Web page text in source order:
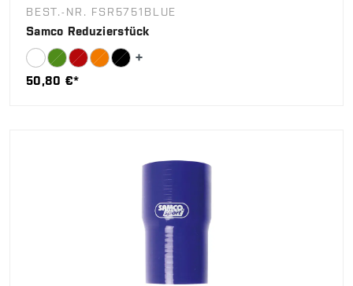
BEST.-NR. FSR5751BLUE
Samco Reduzierstück
50,80 €*